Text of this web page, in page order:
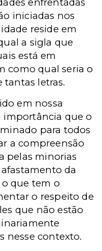
iniciadas nos
reside em
a sigla que
está em
como qual seria o
tantas letras.
em nossa
importância que o
para todos
a compreensão
pelas minorias
da
que tem o
o respeito de
que não estão
nesse contexto.